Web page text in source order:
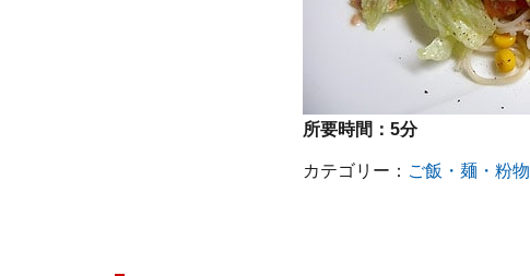
所要時間： 5分
カテゴリー： ご飯・麺・粉物